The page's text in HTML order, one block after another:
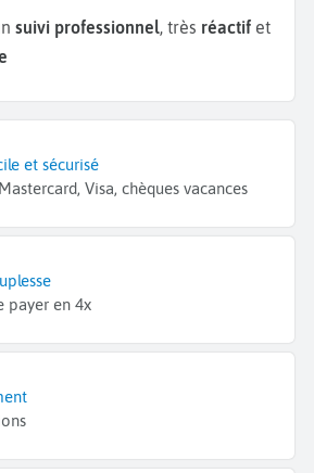
suivi professionnel, très réactif et
et sécurisé
Visa, chèques vacances
payer en 4x